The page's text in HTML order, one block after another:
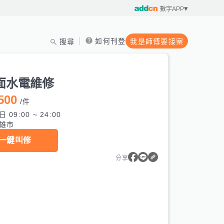
數字APP
搜尋 如何刊登 我是師傅要接案
水電維修
/件
09:00 ~ 24:00
市
鍵叫修
分享